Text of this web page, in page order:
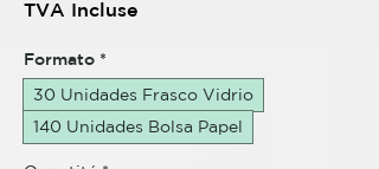
TVA Incluse
Formato *
30 Unidades Frasco Vidrio
140 Unidades Bolsa Papel